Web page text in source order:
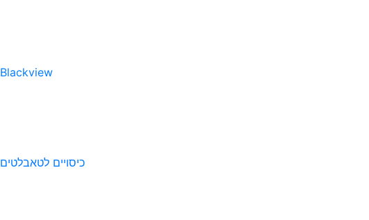
Blackview
כיסויים לטאבלטים